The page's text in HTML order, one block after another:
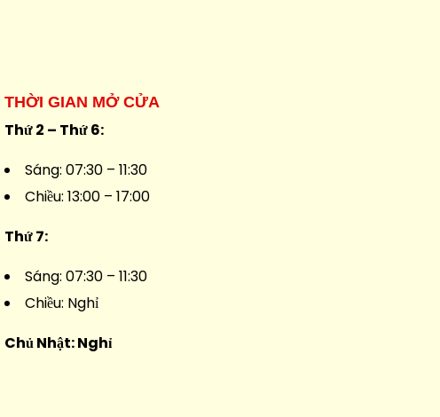
THỜI GIAN MỞ CỬA
Thứ 2 – Thứ 6:
Sáng: 07:30 – 11:30
Chiều: 13:00 – 17:00
Thứ 7:
Sáng: 07:30 – 11:30
Chiều: Nghỉ
Chủ Nhật: Nghỉ